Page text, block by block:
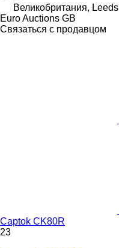
Великобритания, Leeds
Euro Auctions GB
Связаться с продавцом
Captok CK80R
23